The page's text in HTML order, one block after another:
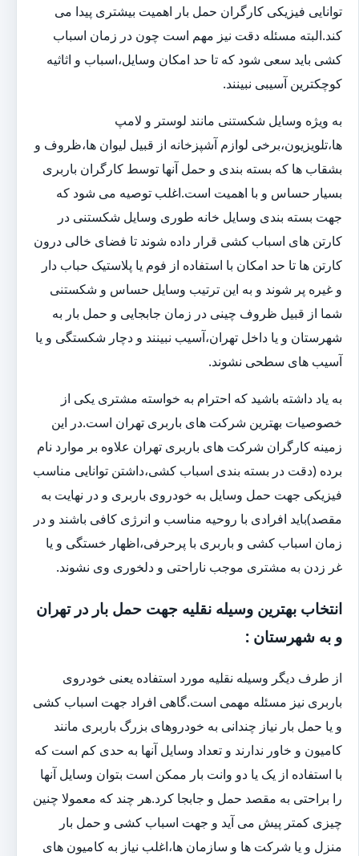
توانایی فیزیکی کارگران حمل بار اهمیت بیشتری پیدا می
کند.البته مسئله دقت نیز مهم است چون در زمان اسباب
کشی باید سعی شود که تا حد امکان وسایل،اسباب و اثاثیه
کوچکترین آسیبی نبینند.
به ویژه وسایل شکستنی مانند لوستر و لامپ
ها،تلویزیون،برخی لوازم آشپزخانه از قبیل لیوان ها،ظروف و
بشقاب ها که بسته بندی و حمل آنها توسط کارگران باربری
بسیار حساس و با اهمیت است.اغلب توصیه می شود که
جهت بسته بندی وسایل خانه طوری وسایل شکستنی در
کارتن های اسباب کشی قرار داده شوند تا فضای خالی درون
کارتن ها تا حد امکان با استفاده از فوم یا پلاستیک حباب دار
و غیره پر شوند و به این ترتیب وسایل حساس و شکستنی
شما از قبیل ظروف چینی در زمان جابجایی و حمل بار به
شهرستان و یا داخل تهران،آسیب نبینند و دچار شکستگی و یا
آسیب های سطحی نشوند.
به یاد داشته باشید که احترام به خواسته مشتری یکی از
خصوصیات بهترین شرکت های باربری تهران است.در این
زمینه کارگران شرکت های باربری تهران علاوه بر موارد نام
برده (دقت در بسته بندی اسباب کشی،داشتن توانایی مناسب
فیزیکی جهت حمل وسایل به خودروی باربری و در نهایت به
مقصد)باید افرادی با روحیه مناسب و انرژی کافی باشند و در
زمان اسباب کشی و باربری با پرحرفی،اظهار خستگی و یا
غر زدن به مشتری موجب ناراحتی و دلخوری وی نشوند.
انتخاب بهترین وسیله نقلیه جهت حمل بار در تهران
و به شهرستان :
از طرف دیگر وسیله نقلیه مورد استفاده یعنی خودروی
باربری نیز مسئله مهمی است.گاهی افراد جهت اسباب کشی
و یا حمل بار نیاز چندانی به خودروهای بزرگ باربری مانند
کامیون و خاور ندارند و تعداد وسایل آنها به حدی کم است که
با استفاده از یک یا دو وانت بار ممکن است بتوان وسایل آنها
را براحتی به مقصد حمل و جابجا کرد.هر چند که معمولا چنین
چیزی کمتر پیش می آید و جهت اسباب کشی و حمل بار
منزل و یا شرکت ها و سازمان ها،اغلب نیاز به کامیون های